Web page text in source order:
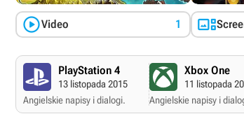
Video 1 
PlayStation 4
13 listopada 2015
Angielskie napisy i dialogi.
Xbox One
11 listopada
Angielskie napisy i